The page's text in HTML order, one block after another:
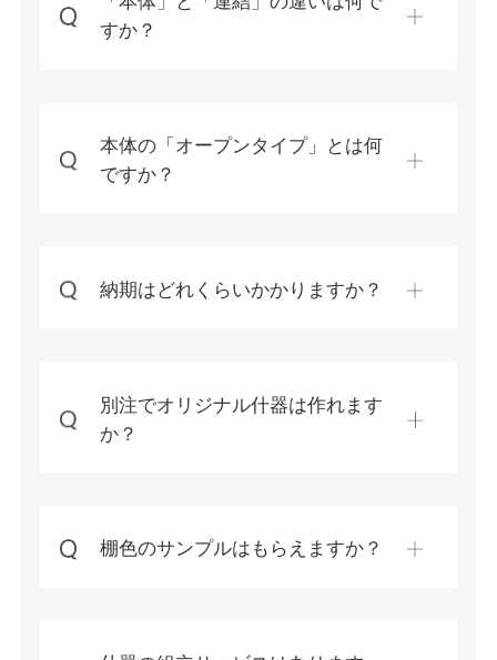
すか？
本体の「オープンタイプ」とは何
ですか？
納期はどれくらいかかりますか？
別注でオリジナル什器は作れます
か？
棚色のサンプルはもらえますか？